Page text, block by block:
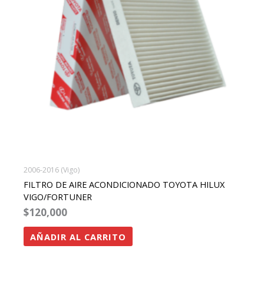
2006-2016 (Vigo)
FILTRO DE AIRE ACONDICIONADO TOYOTA HILUX
VIGO/FORTUNER
$120,000
AÑADIR AL CARRITO